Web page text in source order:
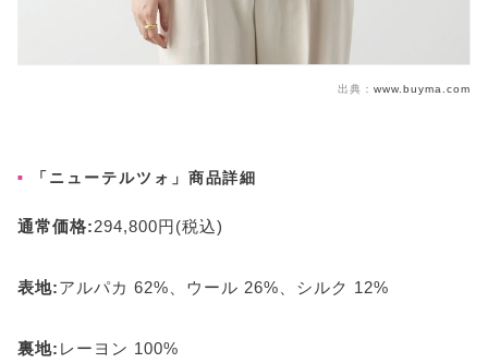
出典： www.buyma.com
「ニューテルツォ」商品詳細
通常価格:294,800円(税込)
表地:アルパカ 62%、ウール 26%、シルク 12%
裏地: レーヨン 100%